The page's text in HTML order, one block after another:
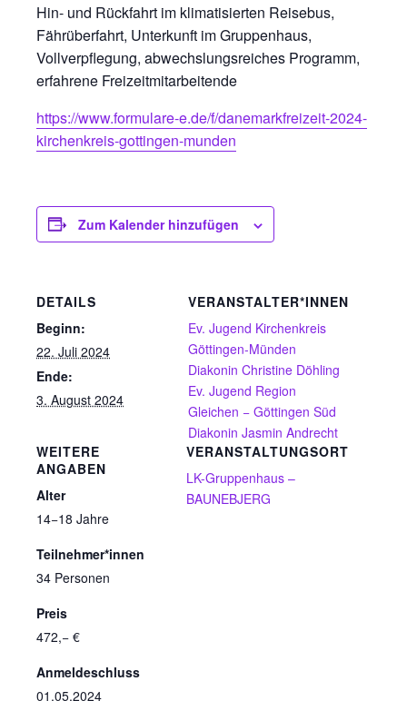
Hin- und Rückfahrt im klimatisierten Reisebus,
Fährüberfahrt, Unterkunft im Gruppenhaus,
Vollverpflegung, abwechslungsreiches Programm,
erfahrene Freizeitmitarbeitende
https://www.formulare-e.de/f/danemarkfreizeit-2024-
kirchenkreis-gottingen-munden
Zum Kalender hinzufügen
DETAILS
Beginn:
22. Juli 2024
Ende:
3. August 2024
VERANSTALTUNGSORT
LK-Gruppenhaus –
BAUNEBJERG
VERANSTALTER*INNEN
Ev. Jugend Kirchenkreis
Göttingen-Münden
Diakonin Christine Döhling
Ev. Jugend Region
Gleichen − Göttingen Süd
Diakonin Jasmin Andrecht
WEITERE
ANGABEN
Alter
14−18 Jahre
Teilnehmer*innen
34 Personen
Preis
472,− €
Anmeldeschluss
01.05.2024